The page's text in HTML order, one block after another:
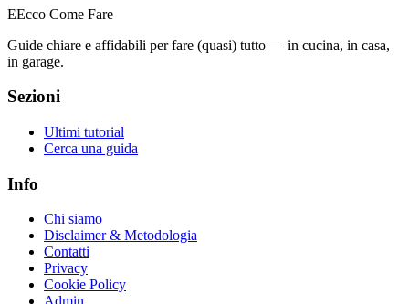
EEcco Come Fare
Guide chiare e affidabili per fare (quasi) tutto — in cucina, in casa,
in garage.
Sezioni
Ultimi tutorial
Cerca una guida
Info
Chi siamo
Disclaimer & Metodologia
Contatti
Privacy
Cookie Policy